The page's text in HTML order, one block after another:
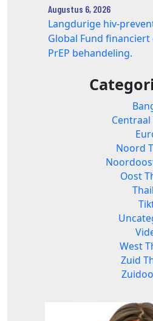
Augustus 6, 2026
Langdurige hiv-
Global Fund
PrEP behandeling.
Noord
Oost
West
Zuid